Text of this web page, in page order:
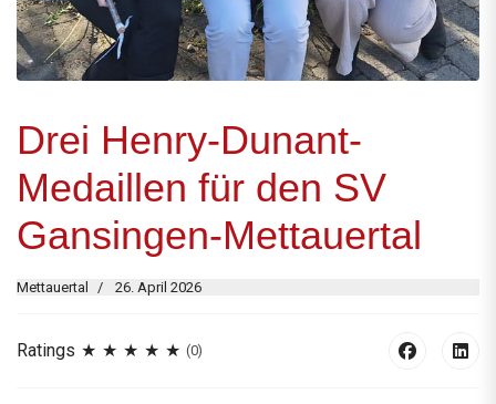
Drei Henry-Dunant-
Medaillen für den SV
Gansingen-Mettauertal
Mettauertal 26. April 2026
Ratings (0)